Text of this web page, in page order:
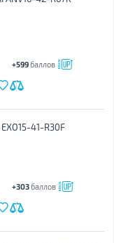
+599баллов
41-R30F
+303баллов